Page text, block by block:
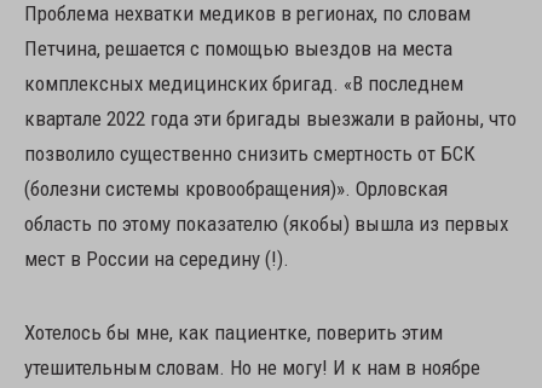
Проблема нехватки медиков в регионах, по словам
Петчина, решается с помощью выездов на места
комплексных медицинских бригад. «В последнем
квартале 2022 года эти бригады выезжали в районы, что
позволило существенно снизить смертность от БСК
(болезни системы кровообращения)». Орловская
область по этому показателю (якобы) вышла из первых
мест в России на середину (!).
Хотелось бы мне, как пациентке, поверить этим
утешительным словам. Но не могу! И к нам в ноябре